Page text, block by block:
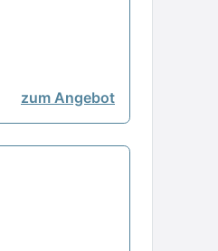
zum Angebot